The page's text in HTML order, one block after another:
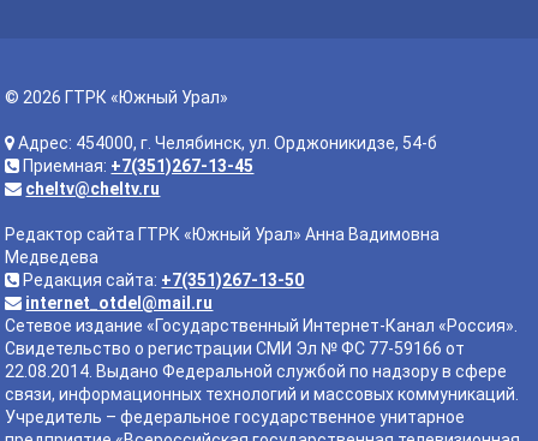
© 2026 ГТРК «Южный Урал»
Адрес: 454000, г. Челябинск, ул. Орджоникидзе, 54-б
Приемная: +7(351)267-13-45
cheltv@cheltv.ru
Редактор сайта ГТРК «Южный Урал» Анна Вадимовна
Медведева
Редакция сайта: +7(351)267-13-50
internet_otdel@mail.ru
Сетевое издание «Государственный Интернет-Канал «Россия».
Свидетельство о регистрации СМИ Эл № ФС 77-59166 от
22.08.2014. Выдано Федеральной службой по надзору в сфере
связи, информационных технологий и массовых коммуникаций.
Учредитель – федеральное государственное унитарное